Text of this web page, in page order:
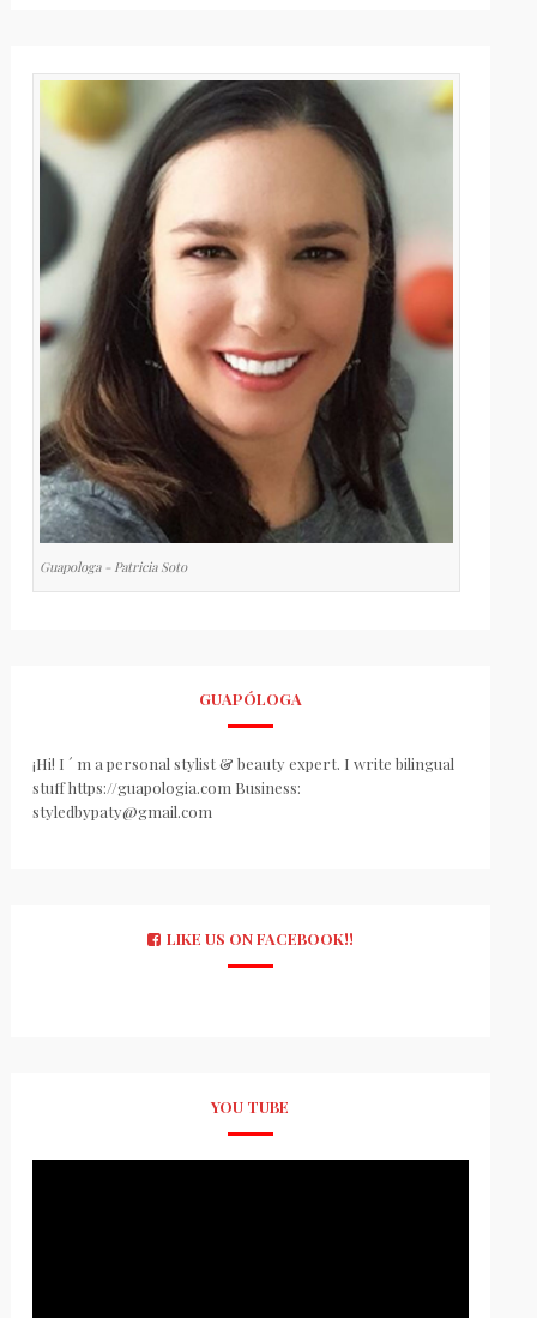
Guapologa - Patricia Soto
GUAPÓLOGA
¡Hi! I ´ m a personal stylist & beauty expert. I write bilingual
stuff https://guapologia.com Business:
styledbypaty@gmail.com
LIKE US ON FACEBOOK!!
YOU TUBE